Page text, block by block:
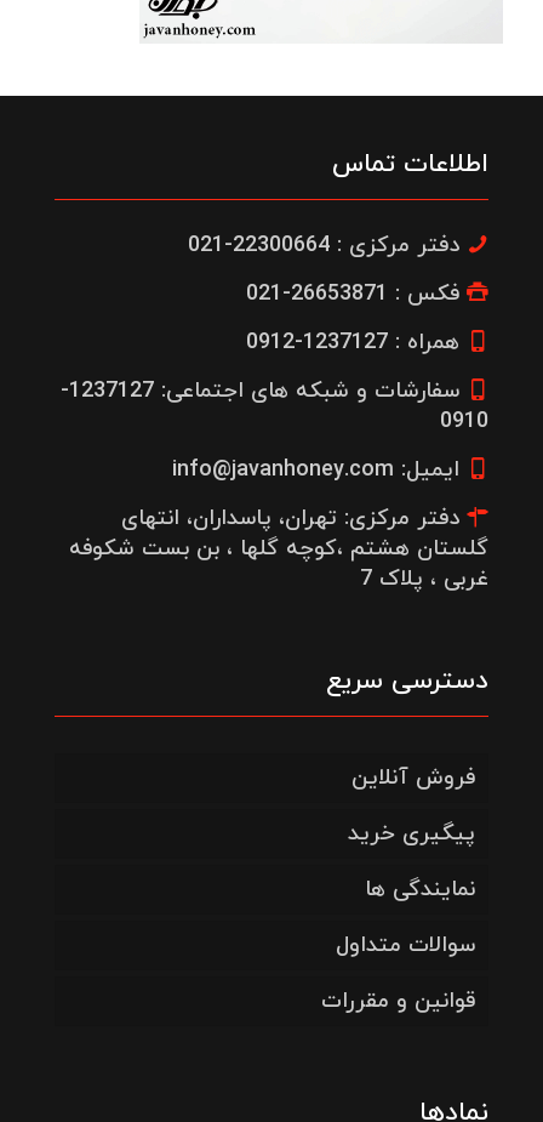
اطلاعات تماس
دفتر مرکزی : 22300664-021
فکس : 26653871-021
همراه : 1237127-0912
سفارشات و شبکه های اجتماعی: 1237127-
0910
ایمیل: info@javanhoney.com
دفتر مرکزی: تهران، پاسداران، انتهای
گلستان هشتم ،کوچه گلها ، بن بست شکوفه
غربی ، پلاک 7
دسترسی سریع
فروش آنلاین
پیگیری خرید
نمایندگی ها
سوالات متداول
قوانین و مقررات
نمادها